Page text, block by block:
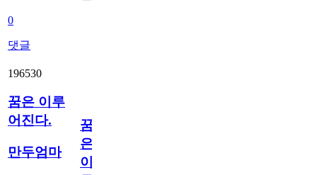
0
댓글
196530
꿈은 이루
어진다.
만두엄마
꿈
은
이